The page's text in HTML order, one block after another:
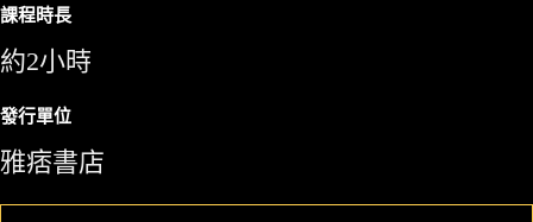
課程時長
約2小時
發行單位
雅痞書店